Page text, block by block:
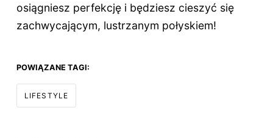
osiągniesz perfekcję i będziesz cieszyć się
zachwycającym, lustrzanym połyskiem!
POWIĄZANE TAGI:
LIFESTYLE